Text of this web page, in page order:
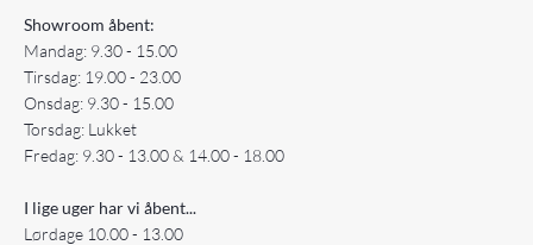
Showroom åbent:
Mandag: 9.30 - 15.00
Tirsdag: 19.00 - 23.00
Onsdag: 9.30 - 15.00
Torsdag: Lukket
Fredag: 9.30 - 13.00 & 14.00 - 18.00
I lige uger har vi åbent...
Lørdage 10.00 - 13.00